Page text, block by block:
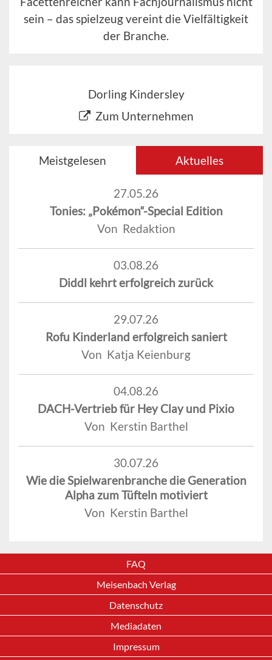
sein – das spielzeug vereint die Vielfältigkeit
der Branche.
Dorling Kindersley
Zum Unternehmen
Meistgelesen Aktuelles
27.05.26
Tonies: „Pokémon“-Special Edition
Von Redaktion
03.08.26
Diddl kehrt erfolgreich zurück
29.07.26
Rofu Kinderland erfolgreich saniert
Von Katja Keienburg
04.08.26
DACH-Vertrieb für Hey Clay und Pixio
Von Kerstin Barthel
30.07.26
Wie die Spielwarenbranche die Generation
Alpha zum Tüfteln motiviert
Von Kerstin Barthel
FAQ
Meisenbach Verlag
Datenschutz
Mediadaten
Impressum